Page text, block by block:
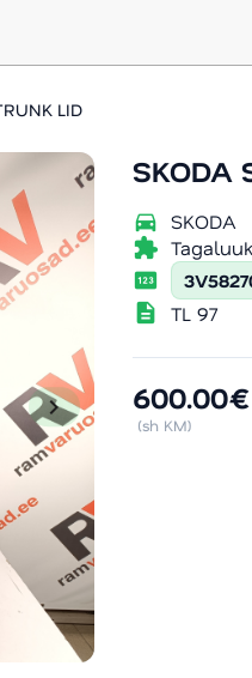
LID
chevron_right
SKODA
directions_car SKODA
extension Tagaluuk
pin
description TL 97
600.00€
(sh KM)